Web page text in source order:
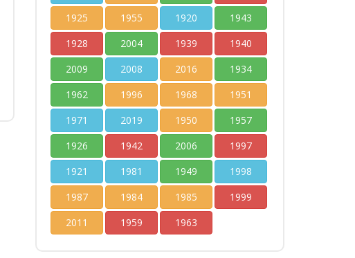
1925
1955 1920
1943
1928
2004 1939
1940
2009
2008 2016
1934
1962
1996 1968
1951
1971
2019 1950
1957
1926
1942 2006
1997
1921
1981 1949
1998
1987
1984 1985
1999
2011
1959 1963